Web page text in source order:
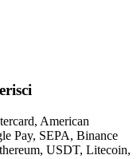
American
Pay, SEPA, Binance
USDT, Litecoin,